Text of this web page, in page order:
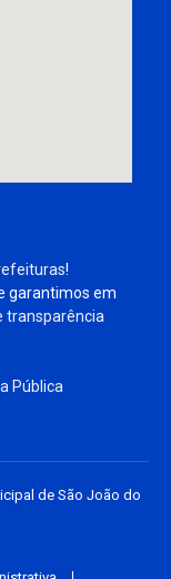
!
garantimos em
transparência
Pública
de São João do